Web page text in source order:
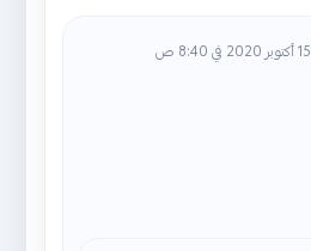
15 أكتوبر 2020 في 8:40 ص